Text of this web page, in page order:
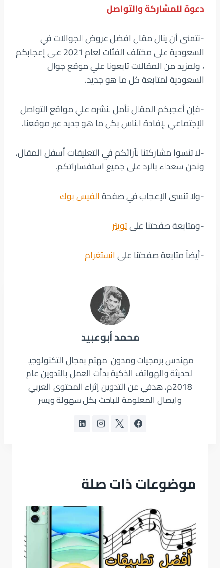
دعوة للمشاركة والتواصل
-نتمنى أن ينال مقال افضل عروض الجوالات في
السعودية على مختلف الفئات لعام 2021 على إعجابكم
، ولمزيد من المقالات تابعونا علي موقع جوال
السعودية لمتابعة كل ما هو جديد.
-فإن أعجبكم المقال نأمل لنشره علي مواقع التواصل
الإجتماعي لإفادة الناس بكل ما هو جديد عبر موقعنا.
-لا تنسوا مشاركتنا بآرائكم في التعليقات أسفل المقال،
ونحن سعداء بالرد على جميع استفساراتكم.
-ولا تنسى الإعجاب في صفحةالفيس بوك
-ومتابعة صفحتنا علىتويتر
-أيضاً متابعة صفحتنا علىانستغرام
محمد أبوعبيد
مهندس برمجيات ومدون، مهتم بمجال التكنولوجيا
الحديثة والهواتف الذكية بدأت العمل بالتدوين عام
2018م، هدفي من التدوين إثراء المحتوى العربي
وايصال المعلومة للباحث بكل سهولة ويسر
موضوعات ذات صلة